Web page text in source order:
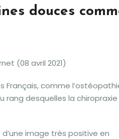
douces
(08 avril 2021)
Français, comme
rang desquelles la
image très positive en